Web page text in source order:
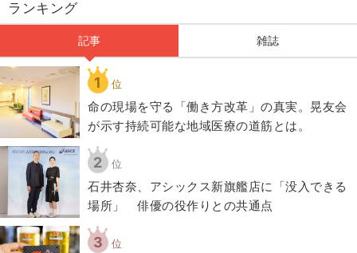
ランキング
記事 雑誌
1 位
​命の現場を守る「働き方改革」の真実。晃友会
が示す持続可能な地域医療の道筋とは。
2 位
石井杏奈、アシックス新旗艦店に「没入できる
場所」 俳優の役作りとの共通点
3 位